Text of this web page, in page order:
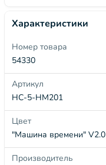
Характеристики
Номер товара
54330
Артикул
НС-5-НМ201
Цвет
"Машина времени" V2.0
Производитель